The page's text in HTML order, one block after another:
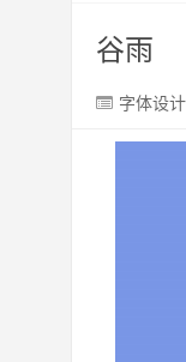
谷雨
字体设计